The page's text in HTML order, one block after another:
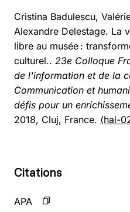
Cristina Badulescu,
Alexandre Delestage. La
libre au musée :
culturel.. 23e Colloque
de l'information et de la
Communication et
défis pour un
2018, Cluj, France. ⟨hal-
Citations
APA